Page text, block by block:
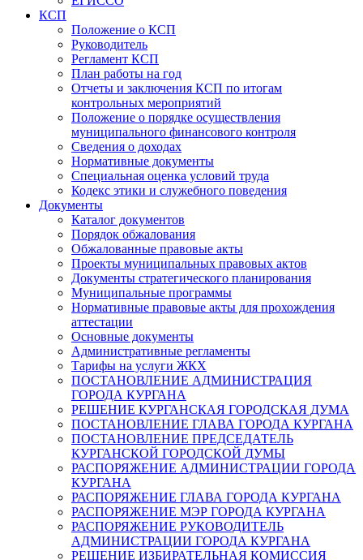
КСП
Положение о КСП
Руководитель
Регламент КСП
План работы на год
Отчеты и заключения КСП по итогам
контрольных мероприятий
Положение о порядке осуществления
муниципального финансового контроля
Сведения о доходах
Нормативные документы
Специальная оценка условий труда
Кодекс этики и служебного поведения
Документы
Каталог документов
Порядок обжалования
Обжалованные правовые акты
Проекты муниципальных правовых актов
Документы стратегического планирования
Муниципальные программы
Нормативные правовые акты для прохождения
аттестации
Основные документы
Административные регламенты
Тарифы на услуги ЖКХ
ПОСТАНОВЛЕНИЕ АДМИНИСТРАЦИЯ
ГОРОДА КУРГАНА
РЕШЕНИЕ КУРГАНСКАЯ ГОРОДСКАЯ ДУМА
ПОСТАНОВЛЕНИЕ ГЛАВА ГОРОДА КУРГАНА
ПОСТАНОВЛЕНИЕ ПРЕДСЕДАТЕЛЬ
КУРГАНСКОЙ ГОРОДСКОЙ ДУМЫ
РАСПОРЯЖЕНИЕ АДМИНИСТРАЦИИ ГОРОДА
КУРГАНА
РАСПОРЯЖЕНИЕ ГЛАВА ГОРОДА КУРГАНА
РАСПОРЯЖЕНИЕ МЭР ГОРОДА КУРГАНА
РАСПОРЯЖЕНИЕ РУКОВОДИТЕЛЬ
АДМИНИСТРАЦИИ ГОРОДА КУРГАНА
РЕШЕНИЕ ИЗБИРАТЕЛЬНАЯ КОМИССИЯ